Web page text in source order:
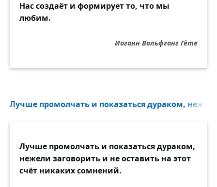
Нас создаёт и формирует то, что мы
любим.
Иоганн Вольфганг Гёте
Лучше промолчать и показаться дураком,
Лучше промолчать и показаться дураком,
нежели заговорить и не оставить на этот
счёт никаких сомнений.